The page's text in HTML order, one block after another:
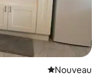
Nouvel
Nouveau